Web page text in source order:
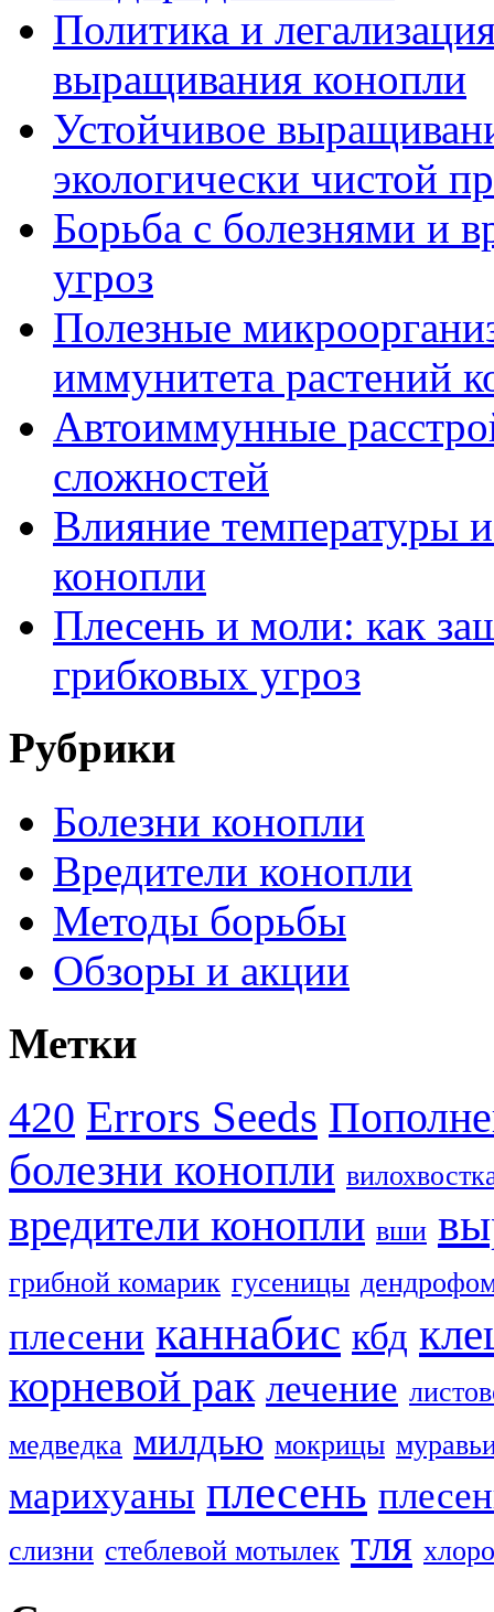
Политика и
выращивания конопли
Устойчивое
экологически чистой
Борьба с болезнями и
угроз
Полезные
иммунитета растений
Автоиммунные
сложностей
Влияние температуры
конопли
Плесень и моли: как
грибковых угроз
Рубрики
Болезни конопли
Вредители конопли
Методы борьбы
Обзоры и акции
Метки
420 Errors Seeds
болезни конопли
вредители конопли вши
грибной комарик гусеницы
плесени каннабис кбд
корневой рак лечение
медведка милдью мокрицы
марихуаны плесень
слизни стеблевой мотылек тля